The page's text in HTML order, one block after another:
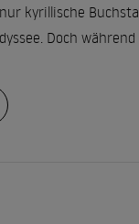
kyrillische
Doch